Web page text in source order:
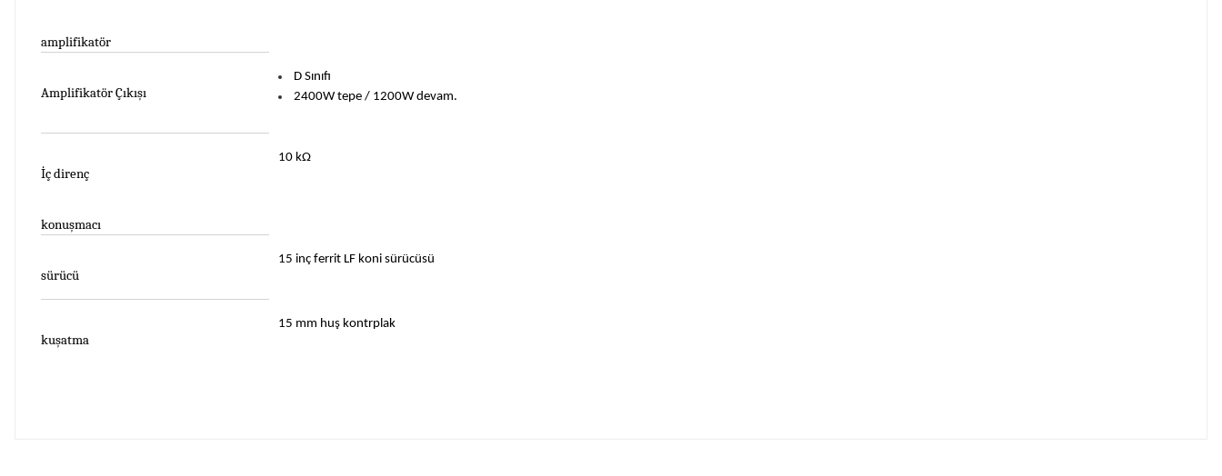
amplifikatör
Amplifikatör Çıkışı
D Sınıfı
2400W tepe / 1200W devam.
İç direnç
10 kΩ
konuşmacı
sürücü
15 inç ferrit LF koni sürücüsü
kuşatma
15 mm huş kontrplak